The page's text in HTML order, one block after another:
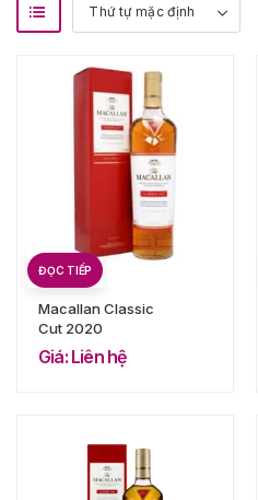
ĐỌC TIẾP
Macallan Classic
Cut 2020
Giá: Liên hệ